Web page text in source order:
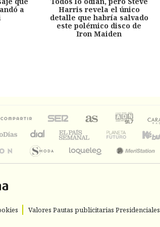
a
Harris revela el único
detalle que habría salvado
este polémico disco de
Iron Maiden
Valores Pautas publicitarias Presidenciales